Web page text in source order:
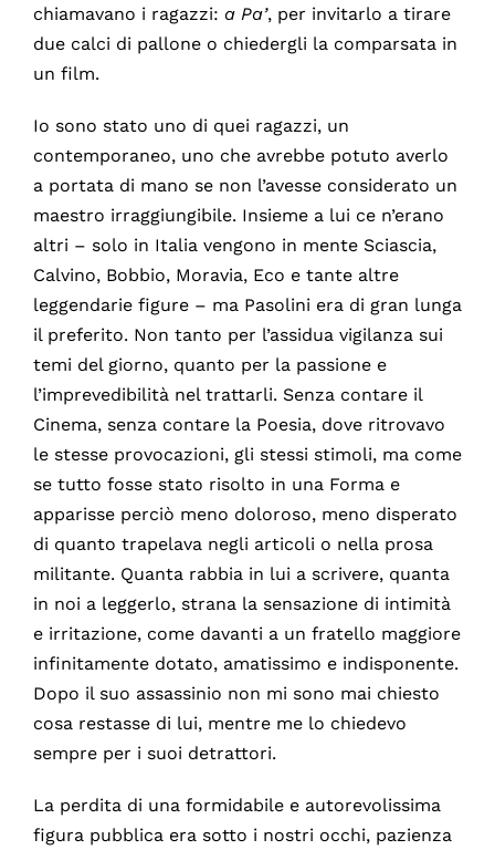
chiamavano i ragazzi: a Pa’, per invitarlo a tirare
due calci di pallone o chiedergli la comparsata in
un film.
Io sono stato uno di quei ragazzi, un
contemporaneo, uno che avrebbe potuto averlo
a portata di mano se non l’avesse considerato un
maestro irraggiungibile. Insieme a lui ce n’erano
altri – solo in Italia vengono in mente Sciascia,
Calvino, Bobbio, Moravia, Eco e tante altre
leggendarie figure – ma Pasolini era di gran lunga
il preferito. Non tanto per l’assidua vigilanza sui
temi del giorno, quanto per la passione e
l’imprevedibilità nel trattarli. Senza contare il
Cinema, senza contare la Poesia, dove ritrovavo
le stesse provocazioni, gli stessi stimoli, ma come
se tutto fosse stato risolto in una Forma e
apparisse perciò meno doloroso, meno disperato
di quanto trapelava negli articoli o nella prosa
militante. Quanta rabbia in lui a scrivere, quanta
in noi a leggerlo, strana la sensazione di intimità
e irritazione, come davanti a un fratello maggiore
infinitamente dotato, amatissimo e indisponente.
Dopo il suo assassinio non mi sono mai chiesto
cosa restasse di lui, mentre me lo chiedevo
sempre per i suoi detrattori.
La perdita di una formidabile e autorevolissima
figura pubblica era sotto i nostri occhi, pazienza